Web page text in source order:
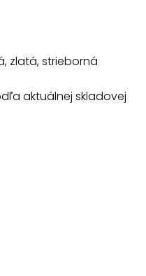
zlatá, strieborná
aktuálnej skladovej